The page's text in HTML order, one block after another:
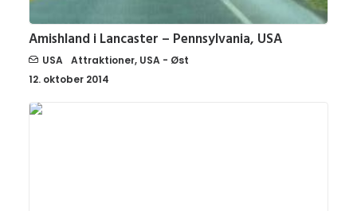
Amishland i Lancaster – Pennsylvania, USA
USA Attraktioner, USA - Øst
12. oktober 2014